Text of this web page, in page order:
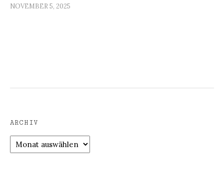
NOVEMBER 5, 2025
ARCHIV
Archiv